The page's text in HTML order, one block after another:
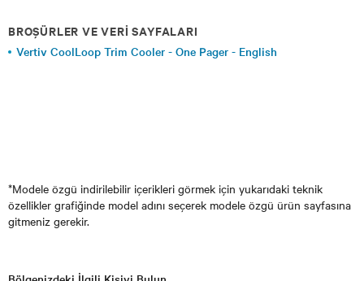
BROŞÜRLER VE VERI SAYFALARI
Vertiv CoolLoop Trim Cooler - One Pager - English
*Modele özgü indirilebilir içerikleri görmek için yukarıdaki teknik
özellikler grafiğinde model adını seçerek modele özgü ürün sayfasına
gitmeniz gerekir.